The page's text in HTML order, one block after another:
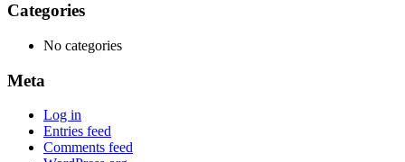
Categories
No categories
Meta
Log in
Entries feed
Comments feed